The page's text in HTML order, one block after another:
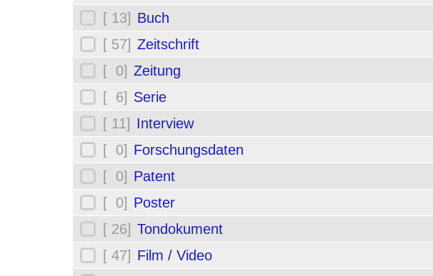
[ 13] Buch
[ 57] Zeitschrift
[ 0] Zeitung
[ 6] Serie
[ 11] Interview
[ 0] Forschungsdaten
[ 0] Patent
[ 0] Poster
[ 26] Tondokument
[ 47] Film / Video